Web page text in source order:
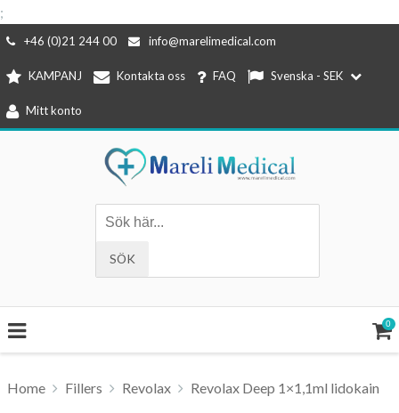
;
Hoppa
innehåll
+46 (0)21 244 00 info@marelimedical.com
KAMPANJ Kontakta oss FAQ Svenska - SEK
Mitt konto
0
Home Fillers Revolax Revolax Deep 1×1,1ml lidokain